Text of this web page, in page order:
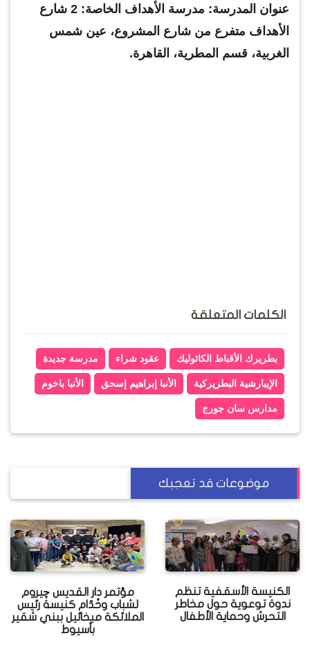
عنوان المدرسة: مدرسة الأهداف الخاصة: 2 شارع
الأهداف متفرع من شارع المشروع، عين شمس
الغربية، قسم المطرية، القاهرة.
الكلمات المتعلقة
بطريرك الأقباط الكاثوليك عقود شراء مدرسة جديدة
الإيبارشية البطريركية الأنبا إبراهيم إسحق الأنبا باخوم
مدارس سان جورج
موضوعات قد تعجبك
الكنيسة الأسقفية تنظم
ندوة توعوية حول مخاطر
التحرش وحماية الأطفال
مؤتمر دار القديس چيروم
لشباب وخُدّام كنيسة رئيس
الملائكة ميخائيل ببني شقير
بأسيوط